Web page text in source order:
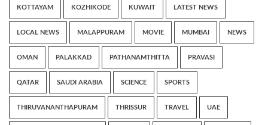
KOTTAYAM KOZHIKODE KUWAIT LATEST NEWS
LOCAL NEWS MALAPPURAM MOVIE MUMBAI NEWS
OMAN PALAKKAD PATHANAMTHITTA PRAVASI
QATAR SAUDI ARABIA SCIENCE SPORTS
THIRUVANANTHAPURAM THRISSUR TRAVEL UAE